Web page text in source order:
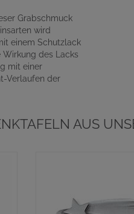
Grabschmuck
wird
einem Schutzlack
des Lacks
mit einer
Verlaufen der
AUS